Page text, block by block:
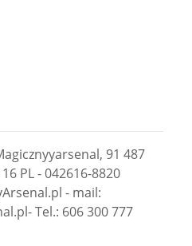
91 487
PL - 042616-8820
- mail:
Tel.: 606 300 777